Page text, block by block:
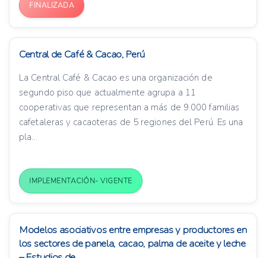
FINALIZADA
Central de Café & Cacao, Perú
La Central Café & Cacao es una organización de
segundo piso que actualmente agrupa a 11
cooperativas que representan a más de 9.000 familias
cafetaleras y cacaoteras de 5 regiones del Perú. Es una
pla...
IMPLEMENTACIÓN- VIGENTE
Modelos asociativos entre empresas y productores en
los sectores de panela, cacao, palma de aceite y leche